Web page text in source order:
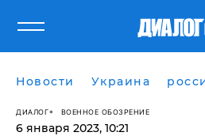
Новости Украина
ДИАЛОГ ВОЕННОЕ ОБОЗРЕНИЕ
6 января 2023, 10:21